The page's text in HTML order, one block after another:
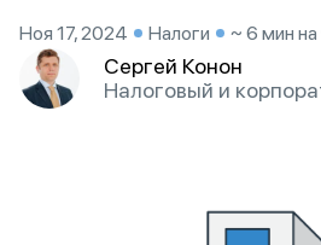
Ноя 17, 2024 Налоги ~ 6 мин
Сергей Конон
Налоговый и